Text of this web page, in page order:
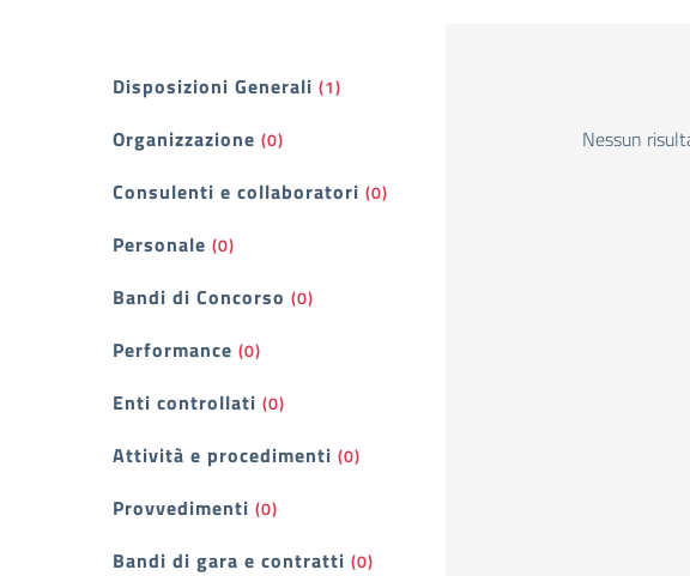
Filtri
Disposizioni Generali (1)
Organizzazione (0)
Consulenti e collaboratori (0)
Personale (0)
Bandi di Concorso (0)
Performance (0)
Enti controllati (0)
Attività e procedimenti (0)
Provvedimenti (0)
Bandi di gara e contratti (0)
Nessun